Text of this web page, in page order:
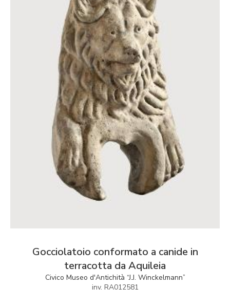
Gocciolatoio conformato a canide in
terracotta da Aquileia
Civico Museo d'Antichità “J.J. Winckelmann”
inv. RA012581